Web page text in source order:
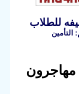
للطلاب
التأمين
مهاجرون